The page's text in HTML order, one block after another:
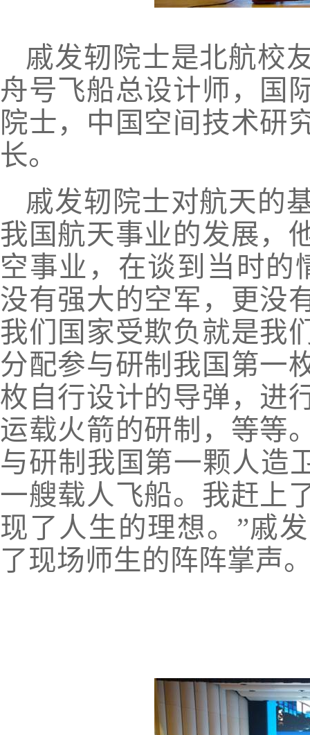
戚发轫院士是北航校
舟号飞船总设计师，国
院士，中国空间技术研
长。
戚发轫院士对航天的
我国航天事业的发展，
空事业，在谈到当时的
没有强大的空军，更没
我们国家受欺负就是我
分配参与研制我国第一
枚自行设计的导弹，进
运载火箭的研制，等等
与研制我国第一颗人造
一艘载人飞船。我赶上
现了人生的理想。”戚
了现场师生的阵阵掌声